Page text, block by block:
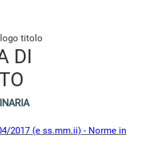
DI
2017 (e ss.mm.ii) - Norme in